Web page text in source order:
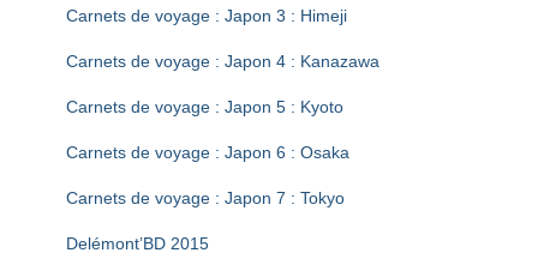
Carnets de voyage : Japon 3 : Himeji
Carnets de voyage : Japon 4 : Kanazawa
Carnets de voyage : Japon 5 : Kyoto
Carnets de voyage : Japon 6 : Osaka
Carnets de voyage : Japon 7 : Tokyo
Delémont’BD 2015